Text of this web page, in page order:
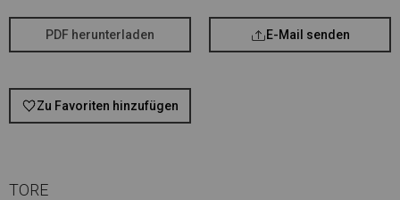
PDF herunterladen E-Mail senden
Zu Favoriten hinzufügen
TORE